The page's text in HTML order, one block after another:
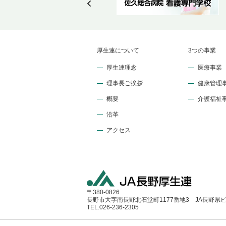
厚生連について
厚生連理念
理事長ご挨拶
概要
沿革
アクセス
3つの事業
医療事業
健康管理
介護福祉
〒380-0826
長野市大字南長野北石堂町1177番地3 JA長野県
TEL.026-236-2305